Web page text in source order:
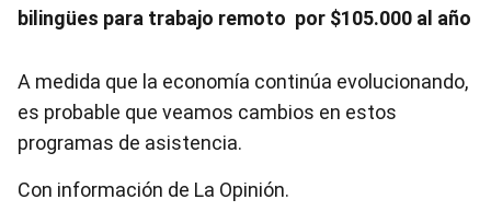
bilingües para trabajo remoto por $105.000 al año
A medida que la economía continúa evolucionando,
es probable que veamos cambios en estos
programas de asistencia.
Con información de La Opinión.